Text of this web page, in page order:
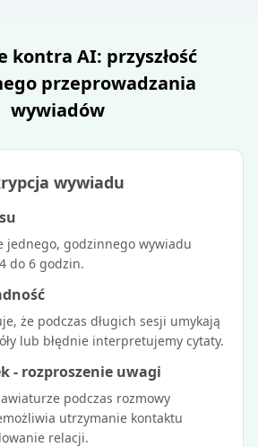
kontra AI: przyszłość
przeprowadzania
wywiadów
wywiadu
jednego, godzinnego wywiadu
do 6 godzin.
że podczas długich sesji umykają
lub błędnie interpretujemy cytaty.
- rozproszenie uwagi
podczas rozmowy
utrzymanie kontaktu
relacji.